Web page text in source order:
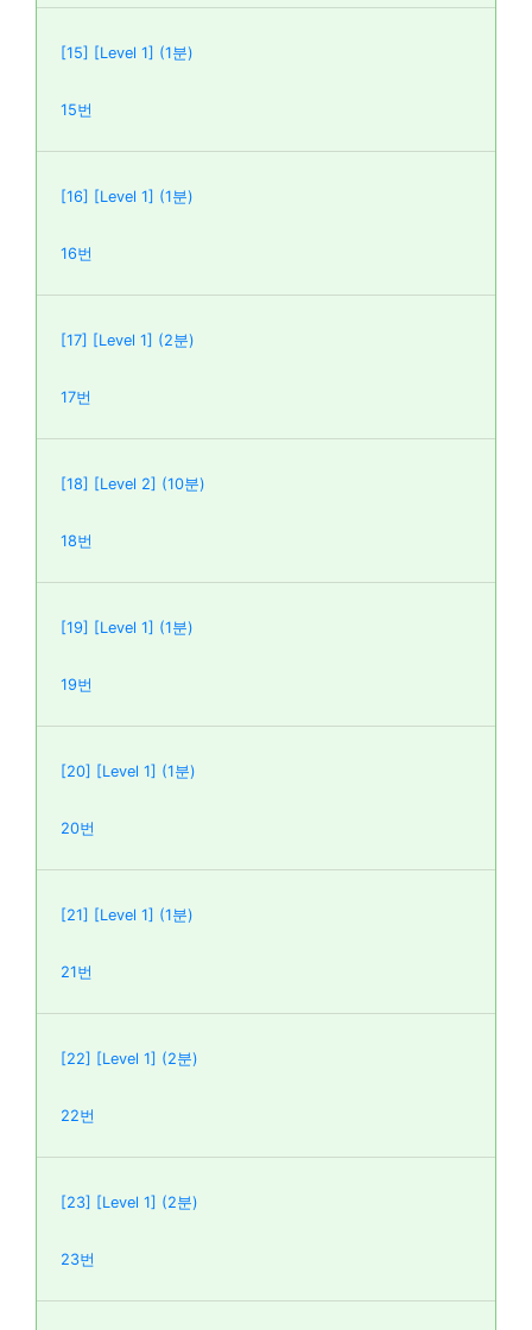
[15] [Level 1] (1분)
15번
[16] [Level 1] (1분)
16번
[17] [Level 1] (2분)
17번
[18] [Level 2] (10분)
18번
[19] [Level 1] (1분)
19번
[20] [Level 1] (1분)
20번
[21] [Level 1] (1분)
21번
[22] [Level 1] (2분)
22번
[23] [Level 1] (2분)
23번